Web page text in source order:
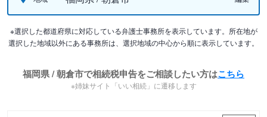
※選択した都道府県に対応している弁護士事務所を表示しています。所在地が
選択した地域以外にある事務所は、選択地域の中心から順に表示しています。
福岡県 / 朝倉市で相続税申告をご相談したい方はこちら
※姉妹サイト「いい相続」に遷移します